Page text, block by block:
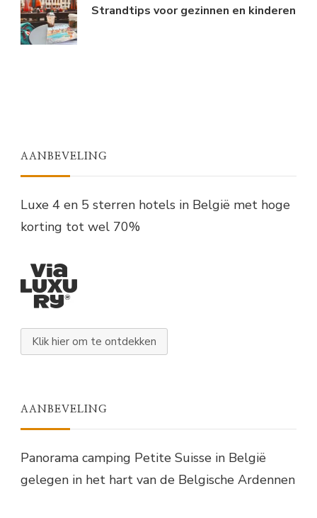
Strandtips voor gezinnen en kinderen
AANBEVELING
Luxe 4 en 5 sterren hotels in België met hoge
korting tot wel 70%
Klik hier om te ontdekken
AANBEVELING
Panorama camping Petite Suisse in België
gelegen in het hart van de Belgische Ardennen